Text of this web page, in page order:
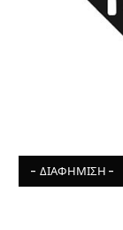
- ΔΙΑΦΉΜΙΣΗ -